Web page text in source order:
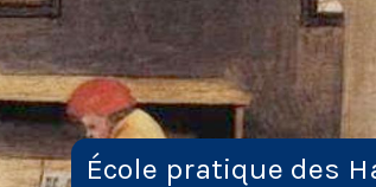
École pratique des